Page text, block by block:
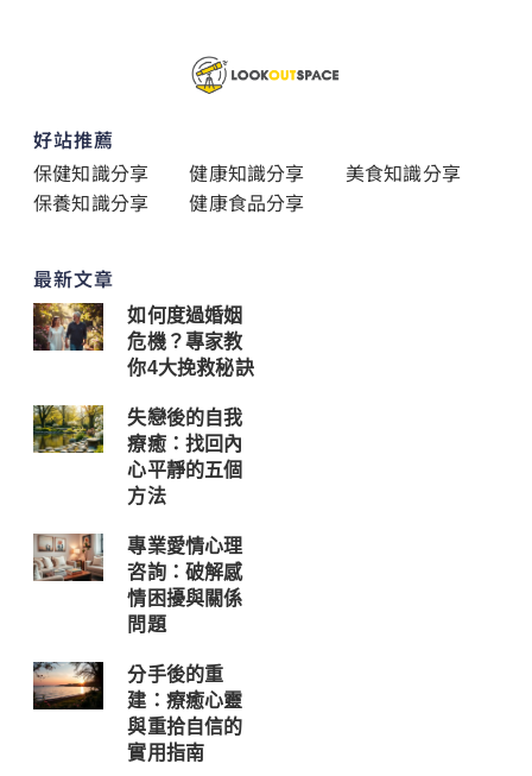
好站推薦
保健知識分享
健康知識分享
美食知識分享
保養知識分享
健康食品分享
最新文章
如何度過婚姻
危機？專家教
你4大挽救秘訣
失戀後的自我
療癒：找回內
心平靜的五個
方法
專業愛情心理
咨詢：破解感
情困擾與關係
問題
分手後的重
建：療癒心靈
與重拾自信的
實用指南